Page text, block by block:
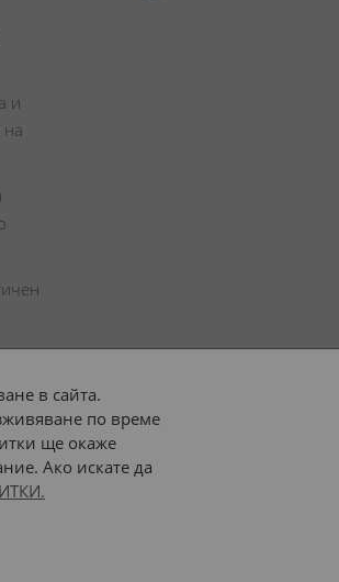
и
или наш транспорт
в сайта.
по време
ще окаже
Ако искате да